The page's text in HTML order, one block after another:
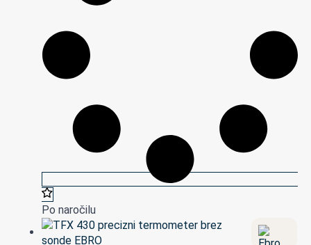
Po naročilu